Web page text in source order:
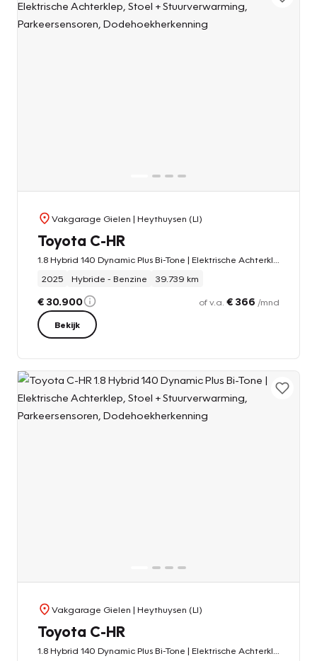
Vakgarage Gielen | Heythuysen (LI)
Toyota C-HR
2025
Hybride - Benzine 39.739 km
€ 30.900 of v.a. € 366 /mnd
Bekijk
Vakgarage Gielen | Heythuysen (LI)
Toyota C-HR